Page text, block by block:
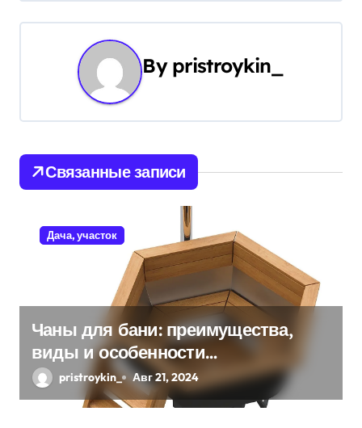
в
а
ц
и
п
By pristroykin_
Связанные записи
Дача, участок
Чаны для бани: преимущества,
виды и особенности
использования
pristroykin_ Авг 21, 2024